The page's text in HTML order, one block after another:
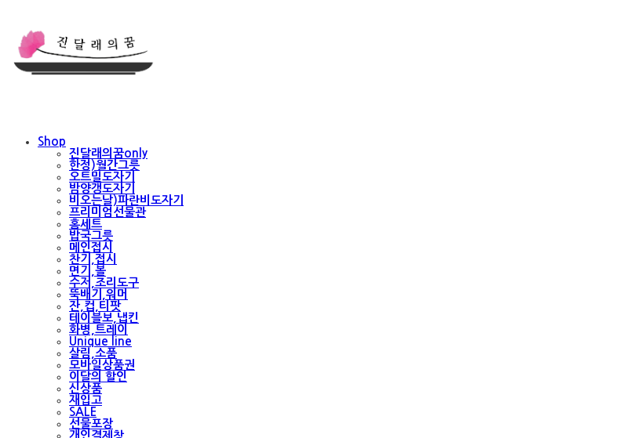
Shop
진달래의꿈only
한정)월간그릇
오트밀도자기
밤양갱도자기
비오는날)파란비도자기
프리미엄선물관
홈세트
밥국그릇
메인접시
찬기,접시
면기,볼
수저,조리도구
뚝배기,워머
잔,컵,티팟
테이블보,냅킨
화병,트레이
Unique line
살림,소품
모바일상품권
이달의 할인
신상품
재입고
SALE
선물포장
개인결제창